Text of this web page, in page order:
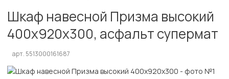
Шкаф навесной Призма высокий
400х920х300, асфальт супермат
арт. 5513000161687